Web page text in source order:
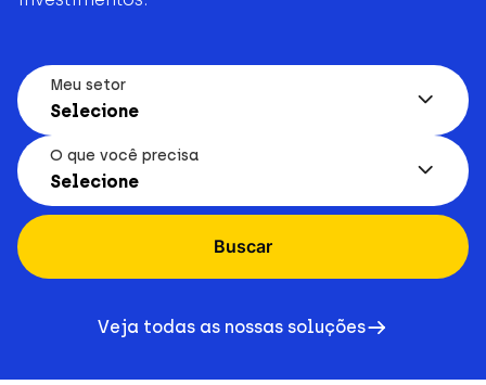
Meu setor
Selecione
O que você precisa
Selecione
Buscar
Veja todas as nossas soluções